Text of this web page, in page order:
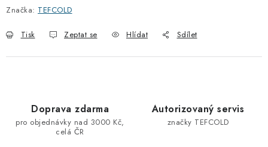
Značka: TEFCOLD
Tisk Zeptat se Hlídat Sdílet
Doprava zdarma
pro objednávky nad 3000 Kč,
celá ČR
Autorizovaný servis
značky TEFCOLD